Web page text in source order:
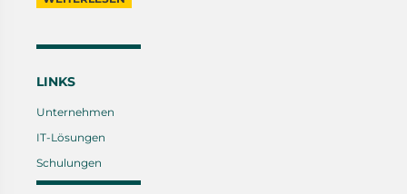
LINKS
Unternehmen
IT-Lösungen
Schulungen